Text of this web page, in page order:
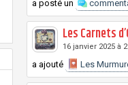
a posté un
Les Carnets
16 janvier 2025 à
a ajouté Les